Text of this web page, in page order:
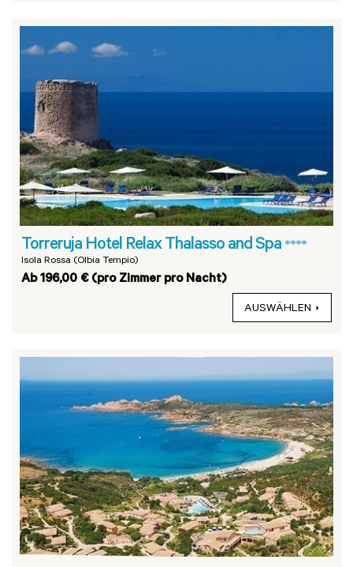
Torreruja Hotel Relax Thalasso and Spa ****
Isola Rossa (Olbia Tempio)
Ab 196,00 € (pro Zimmer pro Nacht)
AUSWÄHLEN